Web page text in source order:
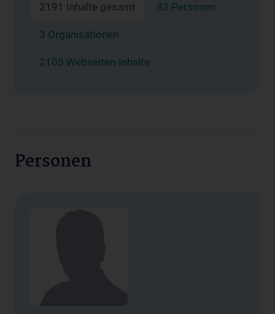
2191 Inhalte gesamt 83 Personen
3 Organisationen
2105 Webseiten-Inhalte
Personen